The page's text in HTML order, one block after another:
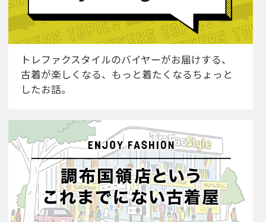
トレファクスタイルのバイヤーがお届けする、
古着が楽しくなる、もっと着たくなるちょっと
したお話。